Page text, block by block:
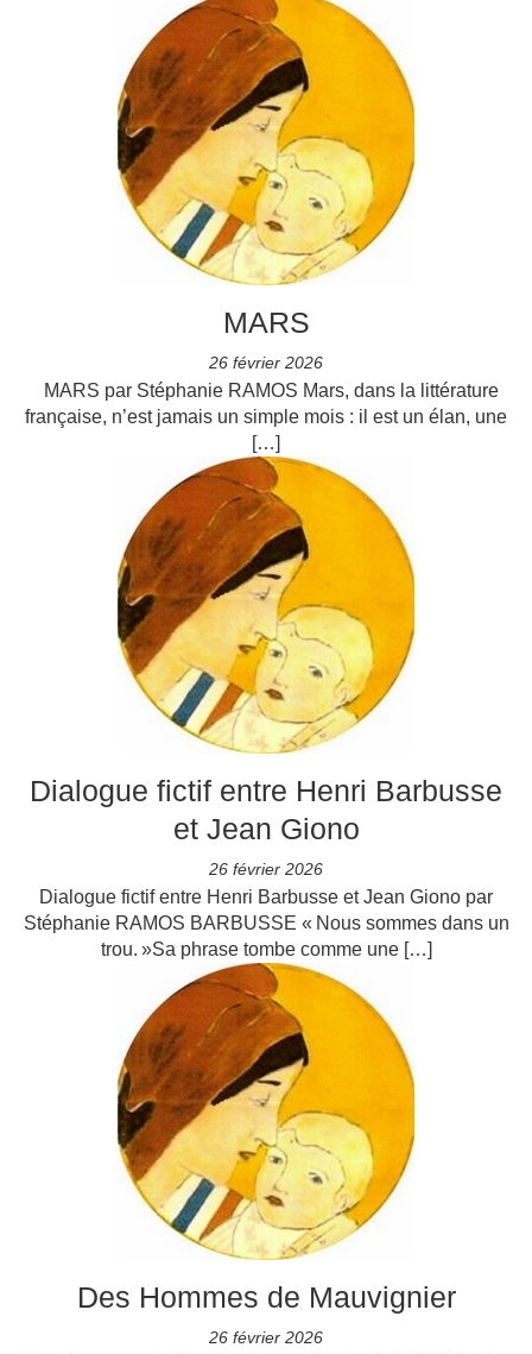
MARS
26 février 2026
MARS par Stéphanie RAMOS Mars, dans la littérature
française, n’est jamais un simple mois : il est un élan, une
[…]
Dialogue fictif entre Henri Barbusse
et Jean Giono
26 février 2026
Dialogue fictif entre Henri Barbusse et Jean Giono par
Stéphanie RAMOS BARBUSSE « Nous sommes dans un
trou. »Sa phrase tombe comme une […]
Des Hommes de Mauvignier
26 février 2026